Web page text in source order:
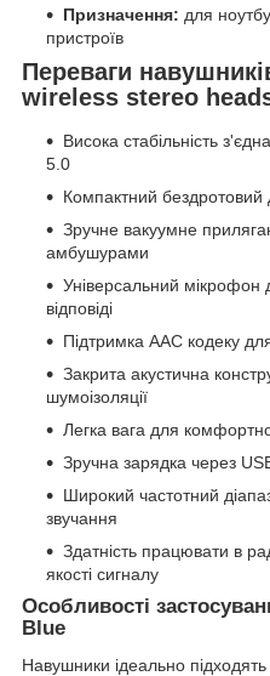
Призначення: для
пристроїв
Переваги
wireless stereo
Висока стабільність
5.0
Компактний бездротовий
Зручне вакуумне
амбушурами
Універсальний мікрофон
відповіді
Підтримка AAC кодеку
Закрита акустична
шумоізоляції
Легка вага для
Зручна зарядка через
Широкий частотний
звучання
Здатність працювати в
якості сигналу
Особливості
Blue
Навушники ідеально